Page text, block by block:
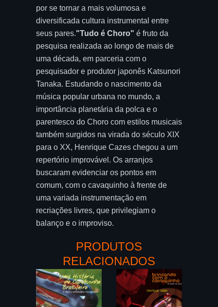
por se tornar a mais volumosa e
diversificada cultura instrumental entre
seus pares."Tudo é Choro" é fruto da
pesquisa realizada ao longo de mais de
uma década, em parceria com o
pesquisador e produtor japonês Katsunori
Tanaka. Estudando o nascimento da
música popular urbana no mundo, a
importância planetária da polca e o
parentesco do Choro com estilos musicais
também surgidos na virada do século XIX
para o XX, Henrique Cazes chegou a um
repertório improvável. Os arranjos
buscaram evidenciar os pontos em
comum, com o cavaquinho à frente de
uma variada instrumentação em
recriações livres, que privilegiam o
balanço e o improviso.
PRODUTOS
RELACIONADOS